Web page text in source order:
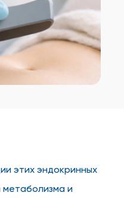
этих эндокринных
метаболизма и